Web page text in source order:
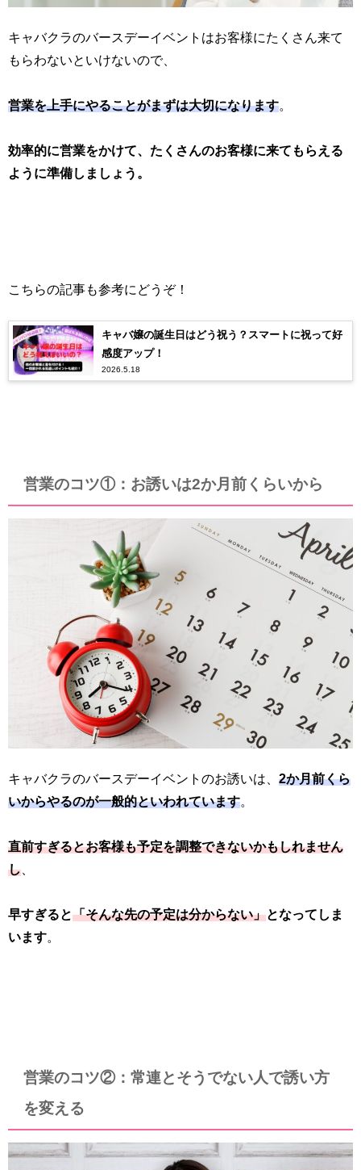
キャバクラのバースデーイベントはお客様にたくさん来て
もらわないといけないので、
営業を上手にやることがまずは大切になります。
効率的に営業をかけて、たくさんのお客様に来てもらえる
ように準備しましょう。
こちらの記事も参考にどうぞ！
キャバ嬢の誕生日はどう祝う？スマートに祝って好
感度アップ！
2026.5.18
営業のコツ①：お誘いは2か月前くらいから
キャバクラのバースデーイベントのお誘いは、 2か月前くら
いからやるのが一般的といわれています。
直前すぎるとお客様も予定を調整できないかもしれません
し、
早すぎると「そんな先の予定は分からない」となってしま
います。
営業のコツ②：常連とそうでない人で誘い方
を変える